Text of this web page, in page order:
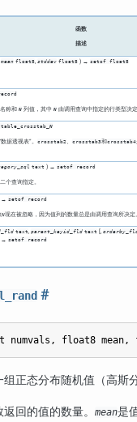
函数
描述
mean float8, stddev float8) → setof float8
称和 N列值，其中 N由调用查询中指定的行类型决定
N
数据透视表”。 crosstab2 crosstab3和crosstab4
text ) → setof record
个查询指定。
→ setof record
N现在被忽略，因为值列的数量总是由调用查询所决定。
text, parent_keyid_fld text [,
→ setof record
#
组正态分布随机值（高斯
回的值的数量。 mean是